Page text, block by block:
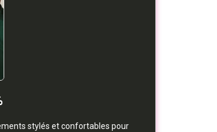
stylés et confortables pour